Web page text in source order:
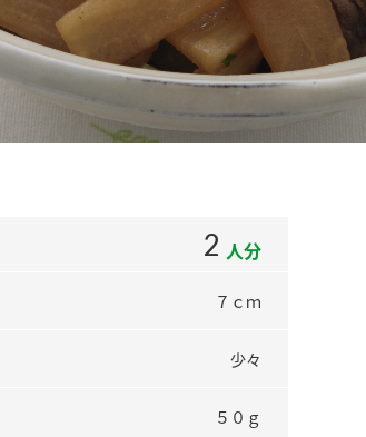
2 人分
７ｃｍ
少々
５０ｇ